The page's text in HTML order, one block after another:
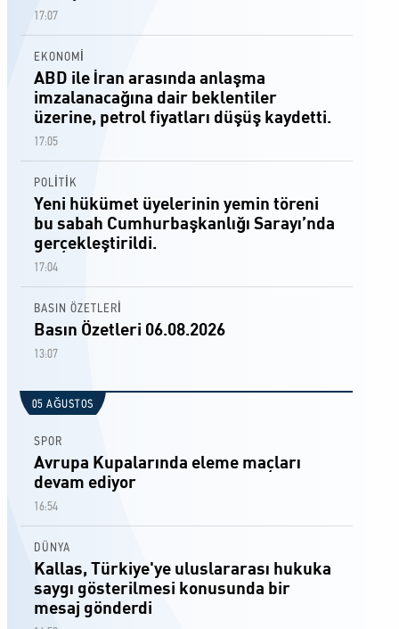
17:07
EKONOMİ
ABD ile İran arasında anlaşma
imzalanacağına dair beklentiler
üzerine, petrol fiyatları düşüş kaydetti.
17:05
POLİTİK
Yeni hükümet üyelerinin yemin töreni
bu sabah Cumhurbaşkanlığı Sarayı’nda
gerçekleştirildi.
17:04
BASIN ÖZETLERİ
Basın Özetleri 06.08.2026
13:07
05 AĞUSTOS
SPOR
Avrupa Kupalarında eleme maçları
devam ediyor
16:54
DÜNYA
Kallas, Türkiye'ye uluslararası hukuka
saygı gösterilmesi konusunda bir
mesaj gönderdi